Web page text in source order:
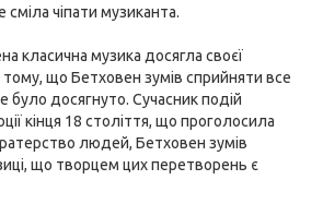
чіпати музиканта.
класична музика досягла своєї
тому, що Бетховен зумів сприйняти все
досягнуто. Сучасник подій
кінця 18 століття, що проголосила
людей, Бетховен зумів
що творцем цих перетворень є